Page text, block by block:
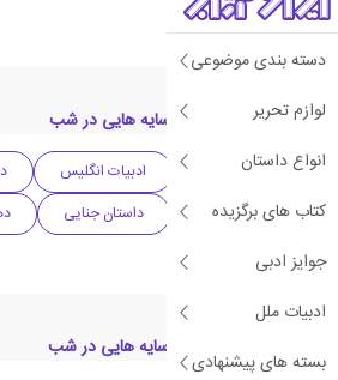
دسته بندی موضوعی
لوازم تحریر
انواع داستان
کتاب های برگزیده
جوایز ادبی
ادبیات ملل
بسته های پیشنهادی
دسته بندی های کتاب سایه هایی در شب
داستان معمایی ادبیات انگلیس
ادبیات داستانی
داستان جنایی
دهه
ادبیات پلیسی
قسمت هایی از کتاب سایه هایی در شب